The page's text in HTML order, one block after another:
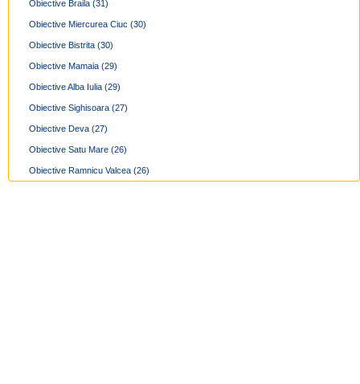
Obiective Braila (31)
Obiective Miercurea Ciuc (30)
Obiective Bistrita (30)
Obiective Mamaia (29)
Obiective Alba Iulia (29)
Obiective Sighisoara (27)
Obiective Deva (27)
Obiective Satu Mare (26)
Obiective Ramnicu Valcea (26)